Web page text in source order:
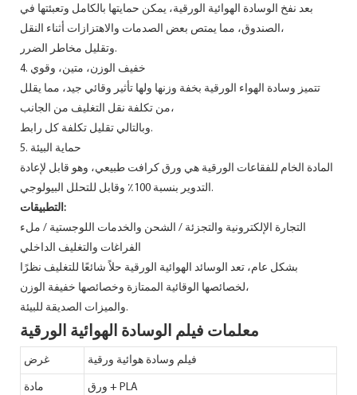
بعد نفخ الوسادة الهوائية الورقية، يمكن حمايتها بالكامل وتعبئتها في
الصندوق، مما يمتص بعض الصدمات والاهتزازات أثناء النقل،
وتقليل مخاطر الضرر.
4. خفيف الوزن، متين، وقوي
تتميز وسادة الهواء الورقية بخفة وزنها ولها تأثير وقائي جيد، مما يقلل
من تكلفة نقل التغليف من الجانب،
وبالتالي تقليل تكلفة كل رابط.
5. حماية البيئة
المادة الخام للفقاعات الورقية هي ورق كرافت طبيعي، وهو قابل لإعادة
التدوير بنسبة 100٪ وقابل للتحلل البيولوجي.
التطبيقات:
التجارة الإلكترونية والتجزئة / الشحن والخدمات اللوجستية / ملء
الفراغات والتغليف الداخلي
بشكل عام، تعد الوسائد الهوائية الورقية حلاً شائعًا للتغليف نظرًا
لخصائصها الوقائية الممتازة وخصائصها خفيفة الوزن،
والميزات الصديقة للبيئة.
معلمات فيلم الوسادة الهوائية الورقية
غرض فيلم وسادة هوائية ورقية
مادة ورق + PLA